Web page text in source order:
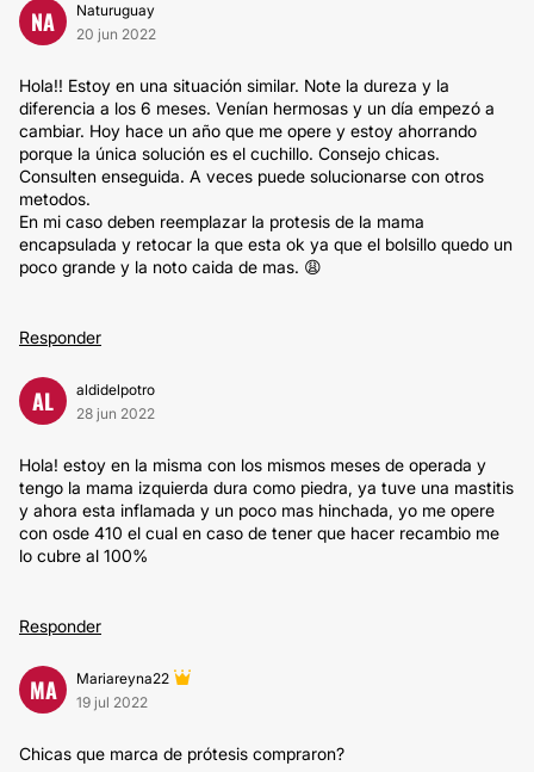
NA
Naturuguay
20 jun 2022
Hola!! Estoy en una situación similar. Note la dureza y la
diferencia a los 6 meses. Venían hermosas y un día empezó a
cambiar. Hoy hace un año que me opere y estoy ahorrando
porque la única solución es el cuchillo. Consejo chicas.
Consulten enseguida. A veces puede solucionarse con otros
metodos.
En mi caso deben reemplazar la protesis de la mama
encapsulada y retocar la que esta ok ya que el bolsillo quedo un
poco grande y la noto caida de mas. 😩
Responder
AL
aldidelpotro
28 jun 2022
Hola! estoy en la misma con los mismos meses de operada y
tengo la mama izquierda dura como piedra, ya tuve una mastitis
y ahora esta inflamada y un poco mas hinchada, yo me opere
con osde 410 el cual en caso de tener que hacer recambio me
lo cubre al 100%
Responder
MA
Mariareyna22
19 jul 2022
Chicas que marca de prótesis compraron?